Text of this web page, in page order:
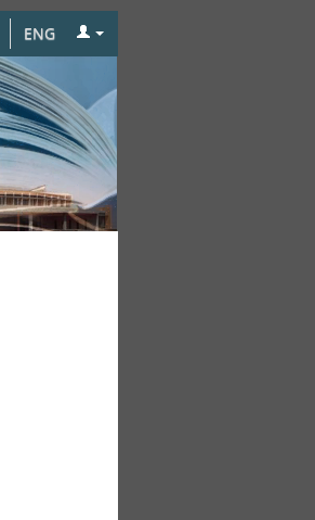
ENG